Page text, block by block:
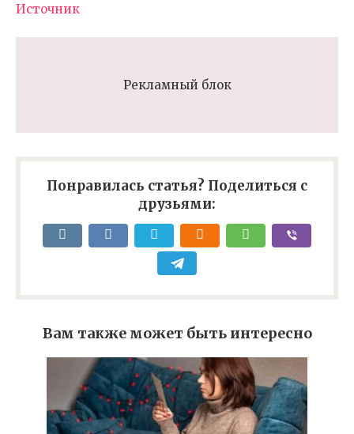
Источник
Рекламный блок
Понравилась статья? Поделиться с
друзьями:
Вам также может быть интересно